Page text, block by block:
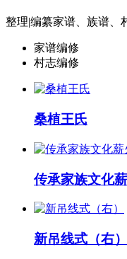
整理|编纂家谱、族谱、
家谱编修
村志编修
桑植王氏
传承家族文化
新吊线式（右）